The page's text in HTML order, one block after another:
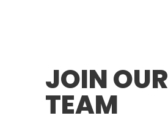
JOIN OUR
TEAM